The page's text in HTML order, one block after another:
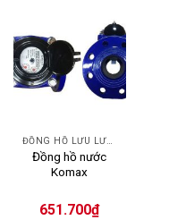
ĐỒNG HỒ LƯU LƯỢNG NƯỚC KOMAX
Đồng hồ nước
Komax
651.700₫